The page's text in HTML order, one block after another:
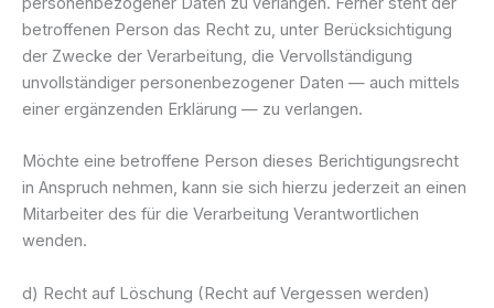
betroffenen Person das Recht zu, unter Berücksichtigung
der Zwecke der Verarbeitung, die Vervollständigung
unvollständiger personenbezogener Daten — auch mittels
einer ergänzenden Erklärung — zu verlangen.
Möchte eine betroffene Person dieses Berichtigungsrecht
in Anspruch nehmen, kann sie sich hierzu jederzeit an einen
Mitarbeiter des für die Verarbeitung Verantwortlichen
wenden.
d) Recht auf Löschung (Recht auf Vergessen werden)